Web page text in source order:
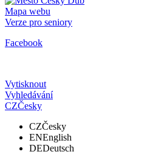
Mapa webu
Verze pro seniory
Facebook
Vytisknout
Vyhledávání
CZČesky
CZČesky
ENEnglish
DEDeutsch